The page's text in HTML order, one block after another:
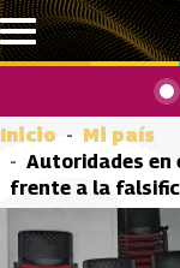
Pasar al contenido
Inicio
Mi país
Autoridades en
frente a la